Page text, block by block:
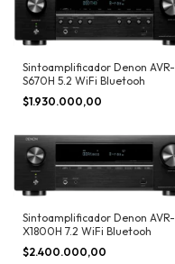
Sintoamplificador Denon AVR-
S670H 5.2 WiFi Bluetooh
$1.930.000,00
Sintoamplificador Denon AVR-
X1800H 7.2 WiFi Bluetooh
$2.400.000,00